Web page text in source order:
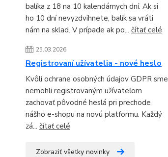
balíka z 18 na 10 kalendárnych dní. Ak si
ho 10 dní nevyzdvihnete, balík sa vráti
nám na sklad. V prípade ak po... čítať celé
25.03.2026
Registrovaní užívatelia - nové heslo
Kvôli ochrane osobných údajov GDPR sme
nemohli registrovaným užívateľom
zachovať pôvodné heslá pri prechode
nášho e-shopu na novú platformu. Každý
zá... čítať celé
Zobraziť všetky novinky